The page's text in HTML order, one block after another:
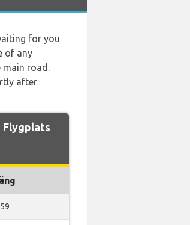
for you
of any
main road.
after
Flygplats